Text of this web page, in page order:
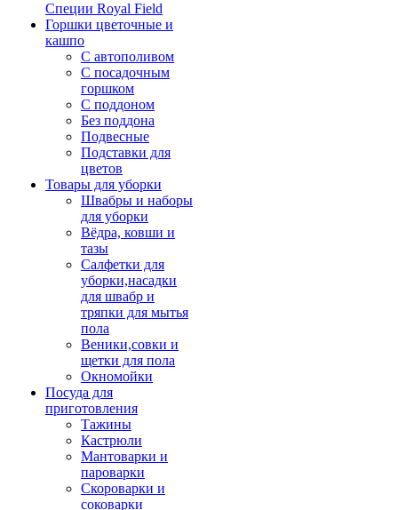
Специи Royal Field
Горшки цветочные и
кашпо
С автополивом
С посадочным
горшком
С поддоном
Без поддона
Подвесные
Подставки для
цветов
Товары для уборки
Швабры и наборы
для уборки
Вёдра, ковши и
тазы
Салфетки для
уборки,насадки
для швабр и
тряпки для мытья
пола
Веники,совки и
щетки для пола
Окномойки
Посуда для
приготовления
Тажины
Кастрюли
Мантоварки и
пароварки
Скороварки и
соковарки